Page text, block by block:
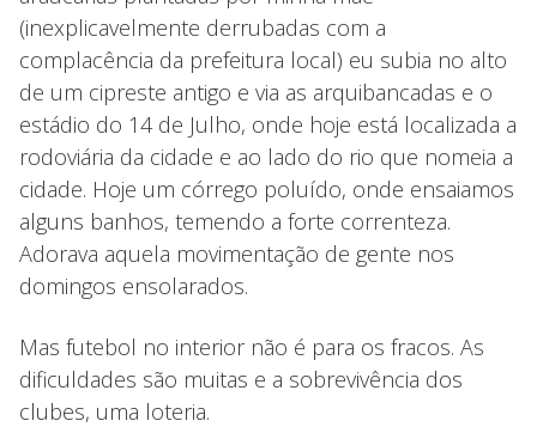
(inexplicavelmente derrubadas com a
complacência da prefeitura local) eu subia no alto
de um cipreste antigo e via as arquibancadas e o
estádio do 14 de Julho, onde hoje está localizada a
rodoviária da cidade e ao lado do rio que nomeia a
cidade. Hoje um córrego poluído, onde ensaiamos
alguns banhos, temendo a forte correnteza.
Adorava aquela movimentação de gente nos
domingos ensolarados.
Mas futebol no interior não é para os fracos. As
dificuldades são muitas e a sobrevivência dos
clubes, uma loteria.